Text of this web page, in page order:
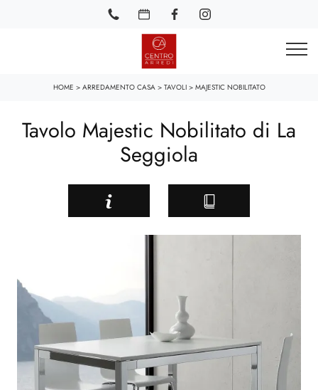
HOME > ARREDAMENTO CASA> TAVOLI > MAJESTIC NOBILITATO
Tavolo Majestic Nobilitato di La
Seggiola